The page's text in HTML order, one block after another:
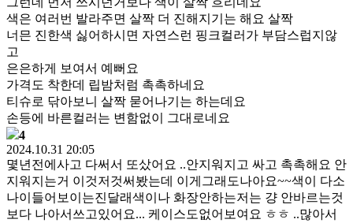
색은 여러번 발라주면 살짝 더 진해지기는 해요 살짝
너믄 진한색 싫어하시면 자연스런 핑크컬러가 부담스럽지않
고
은은하게 보여서 예뻐요
가격도 착한데 립밤처럼 촉촉하네요
티슈로 닦아보니 살짝 묻어나기는 하는데요
손등에 바른컬러는 변함없이 그대로네요
4
2024.10.31 20:05
몇년전에사고 다써서 또샀어요 ..안지워지고 싸고 촉촉해요 안
지워지는거 이것저것써봤는데 이게그래도나아요~~색이 다소
나이들어보이는진달래색이나 화장안하는저는 걍 안바르는것
보다 나아서쓰고있어요... 케이스도없어보여요 ㅎㅎ ..많아서